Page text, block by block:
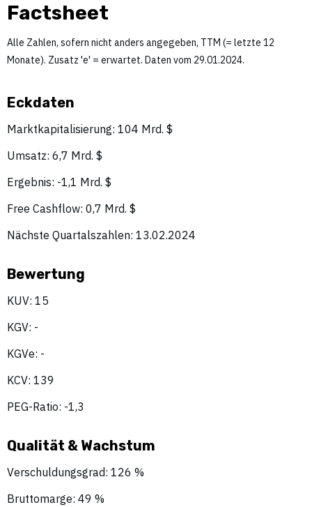
Factsheet
Alle Zahlen, sofern nicht anders angegeben, TTM (= letzte 12
Monate). Zusatz 'e' = erwartet. Daten vom 29.01.2024.
Eckdaten
Marktkapitalisierung: 104 Mrd. $
Umsatz: 6,7 Mrd. $
Ergebnis: -1,1 Mrd. $
Free Cashflow: 0,7 Mrd. $
Nächste Quartalszahlen: 13.02.2024
Bewertung
KUV: 15
KGV: -
KGVe: -
KCV: 139
PEG-Ratio: -1,3
Qualität & Wachstum
Verschuldungsgrad: 126 %
Bruttomarge: 49 %